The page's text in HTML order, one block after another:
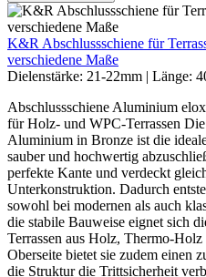
K&R Abschlussschiene für
verschiedene Maße
Dielenstärke: 21-22mm | Länge:
Abschlussschiene Aluminium
für Holz- und WPC-Terrassen
Aluminium in Bronze ist die
sauber und hochwertig
perfekte Kante und verdeckt
Unterkonstruktion. Dadurch
sowohl bei modernen als auch
die stabile Bauweise eignet sich
Terrassen aus Holz, Thermo-
Oberseite bietet sie zudem einen
die Struktur die Trittsicherheit